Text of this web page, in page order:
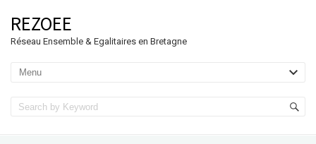
REZOEE
Réseau Ensemble & Egalitaires en Bretagne